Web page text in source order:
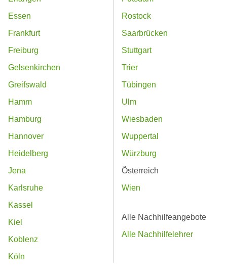
Essen
Frankfurt
Freiburg
Gelsenkirchen
Greifswald
Hamm
Hamburg
Hannover
Heidelberg
Jena
Karlsruhe
Kassel
Kiel
Koblenz
Köln
Rostock
Saarbrücken
Stuttgart
Trier
Tübingen
Ulm
Wiesbaden
Wuppertal
Würzburg
Österreich
Wien
Alle Nachhilfeangebote
Alle Nachhilfelehrer